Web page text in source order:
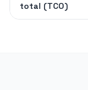
total (TCO)